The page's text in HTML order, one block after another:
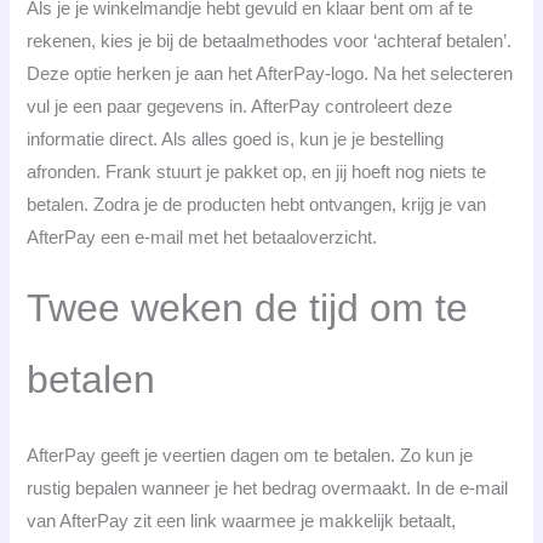
Als je je winkelmandje hebt gevuld en klaar bent om af te
rekenen, kies je bij de betaalmethodes voor ‘achteraf betalen’.
Deze optie herken je aan het AfterPay-logo. Na het selecteren
vul je een paar gegevens in. AfterPay controleert deze
informatie direct. Als alles goed is, kun je je bestelling
afronden. Frank stuurt je pakket op, en jij hoeft nog niets te
betalen. Zodra je de producten hebt ontvangen, krijg je van
AfterPay een e-mail met het betaaloverzicht.
Twee weken de tijd om te
betalen
AfterPay geeft je veertien dagen om te betalen. Zo kun je
rustig bepalen wanneer je het bedrag overmaakt. In de e-mail
van AfterPay zit een link waarmee je makkelijk betaalt,